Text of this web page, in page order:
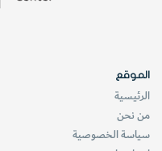
الموقع
الرئيسية
من نحن
سياسة الخصوصية